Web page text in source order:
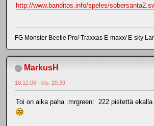
http://www.banditos.info/speles/
FG Monster Beetle Pro/ Traxxas E-maxx/ E-sky
MarkusH
18.12.06 - klo: 20.39
Toi on aika paha :mrgreen: 222 pistettä ekalla